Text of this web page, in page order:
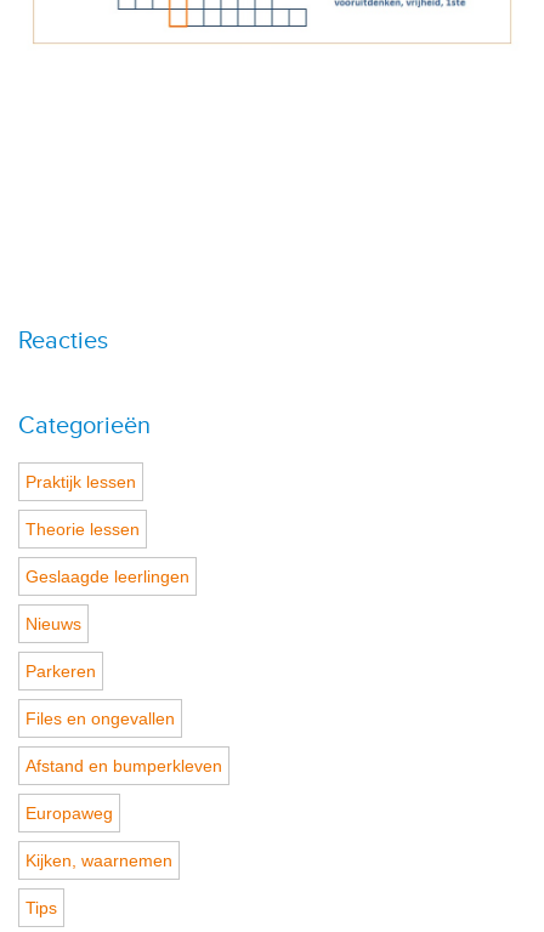
Reacties
Categorieën
Praktijk lessen
Theorie lessen
Geslaagde leerlingen
Nieuws
Parkeren
Files en ongevallen
Afstand en bumperkleven
Europaweg
Kijken, waarnemen
Tips